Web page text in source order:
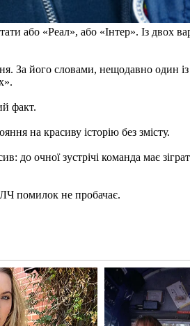
або «Реал», або «Інтер». Із двох
За його словами, нещодавно один
факт.
на красиву історію без змісту.
до очної зустрічі команда має
помилок не пробачає.